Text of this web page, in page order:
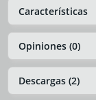
Características
Opiniones (0)
Descargas (2)